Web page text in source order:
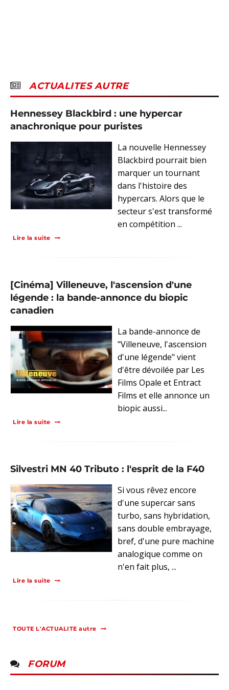
ACTUALITES AUTRE
Hennessey Blackbird : une hypercar
anachronique pour puristes
La nouvelle Hennessey
Blackbird pourrait bien
marquer un tournant
dans l'histoire des
hypercars. Alors que le
secteur s'est transformé
en compétition ...
Lire la suite
[Cinéma] Villeneuve, l'ascension d'une
légende : la bande-annonce du biopic
canadien
La bande-annonce de
"Villeneuve, l'ascension
d'une légende" vient
d'être dévoilée par Les
Films Opale et Entract
Films et elle annonce un
biopic aussi...
Lire la suite
Silvestri MN 40 Tributo : l'esprit de la F40
Si vous rêvez encore
d'une supercar sans
turbo, sans hybridation,
sans double embrayage,
bref, d'une pure machine
analogique comme on
n'en fait plus, ...
Lire la suite
TOUTE L'ACTUALITE autre
FORUM